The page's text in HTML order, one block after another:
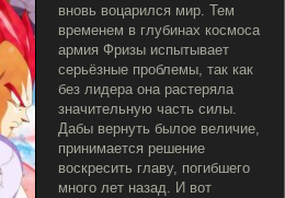
вновь воцарился мир. Тем
временем в глубинах космоса
армия Фризы испытывает
серьёзные проблемы, так как
без лидера она растеряла
значительную часть силы.
Дабы вернуть былое величие,
принимается решение
воскресить главу, погибшего
много лет назад. И вот